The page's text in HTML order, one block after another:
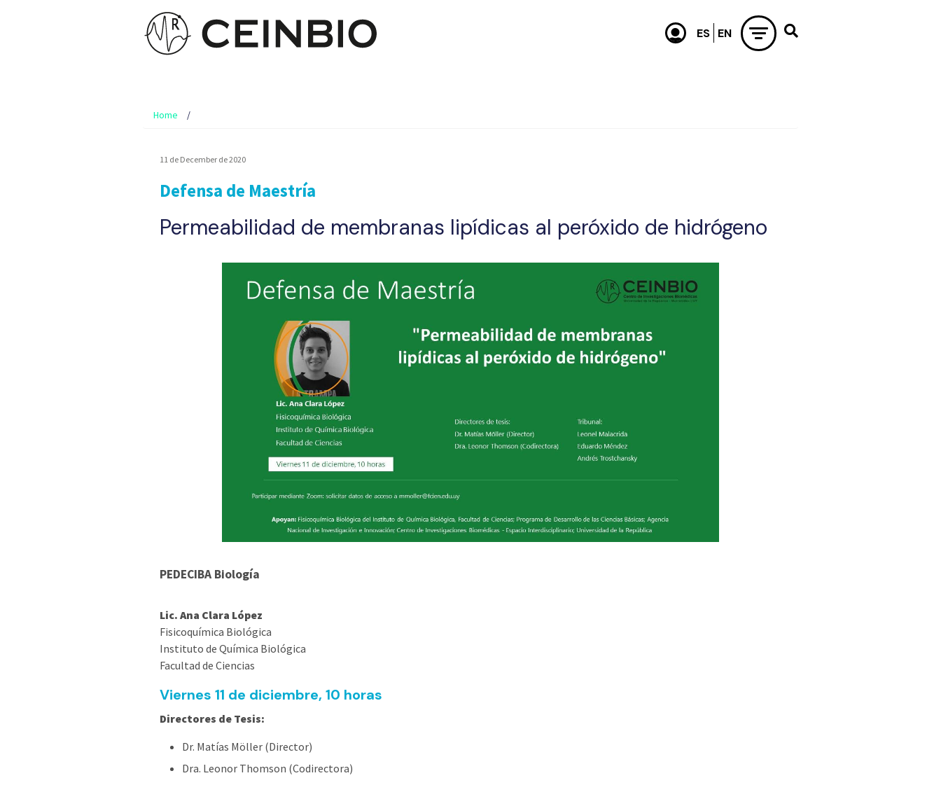
Home
11 de December de 2020
Defensa de Maestría
Permeabilidad de membranas lipídicas al peróxido de hidrógeno
PEDECIBA Biología
Lic. Ana Clara López
Fisicoquímica Biológica
Instituto de Química Biológica
Facultad de Ciencias
Viernes 11 de diciembre, 10 horas
Directores de Tesis:
Dr. Matías Möller (Director)
Dra. Leonor Thomson (Codirectora)